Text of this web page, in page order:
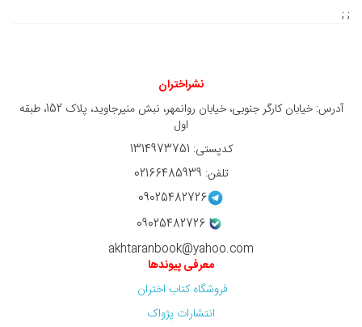
; ;
نشراختران
آدرس: خیابان کارگر جنوبی، خیابان روانمهر، نبش منیرجاوید، پلاک 152، طبقه
اول
کدپستی: 1314973751
تلفن: 02166485939
09025482726
09025482726
akhtaranbook@yahoo.com
معرفی پیوندها
فروشگاه کتاب اختران
انتشارات پژواک